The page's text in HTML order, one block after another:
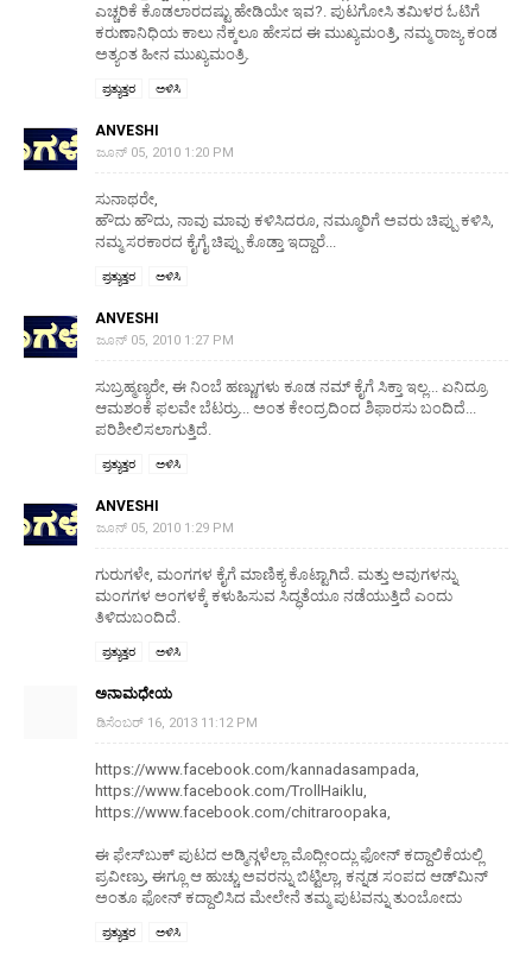
ಎಚ್ಚರಿಕೆ ಕೊಡಲಾರದಷ್ಟು ಹೇಡಿಯೇ ಇವ?. ಪುಟಗೋಸಿ ತಮಿಳರ ಓಟಿಗೆ
ಕರುಣಾನಿಧಿಯ ಕಾಲು ನೆಕ್ಕಲೂ ಹೇಸದ ಈ ಮುಖ್ಯಮಂತ್ರಿ, ನಮ್ಮ ರಾಜ್ಯ ಕಂಡ
ಅತ್ಯಂತ ಹೀನ ಮುಖ್ಯಮಂತ್ರಿ.
ಪ್ರತ್ಯುತ್ತರ ಅಳಿಸಿ
ANVESHI
ಜೂನ್ 05, 2010 1:20 PM
ಸುನಾಥರೇ,
ಹೌದು ಹೌದು, ನಾವು ಮಾವು ಕಳಿಸಿದರೂ, ನಮ್ಮೂರಿಗೆ ಅವರು ಚಿಪ್ಪು ಕಳಿಸಿ,
ನಮ್ಮ ಸರಕಾರದ ಕೈಗೈ ಚಿಪ್ಪು ಕೊಡ್ತಾ ಇದ್ದಾರೆ...
ಪ್ರತ್ಯುತ್ತರ ಅಳಿಸಿ
ANVESHI
ಜೂನ್ 05, 2010 1:27 PM
ಸುಬ್ರಹ್ಮಣ್ಯರೇ, ಈ ನಿಂಬೆ ಹಣ್ಣುಗಳು ಕೂಡ ನಮ್ ಕೈಗೆ ಸಿಕ್ತಾ ಇಲ್ಲ... ಏನಿದ್ರೂ
ಆಮಶಂಕೆ ಫಲವೇ ಬೆಟರ್ರು... ಅಂತ ಕೇಂದ್ರದಿಂದ ಶಿಫಾರಸು ಬಂದಿದೆ...
ಪರಿಶೀಲಿಸಲಾಗುತ್ತಿದೆ.
ಪ್ರತ್ಯುತ್ತರ ಅಳಿಸಿ
ANVESHI
ಜೂನ್ 05, 2010 1:29 PM
ಗುರುಗಳೇ, ಮಂಗಗಳ ಕೈಗೆ ಮಾಣಿಕ್ಯ ಕೊಟ್ಟಾಗಿದೆ. ಮತ್ತು ಅವುಗಳನ್ನು
ಮಂಗಗಳ ಅಂಗಳಕ್ಕೆ ಕಳುಹಿಸುವ ಸಿದ್ಧತೆಯೂ ನಡೆಯುತ್ತಿದೆ ಎಂದು
ತಿಳಿದುಬಂದಿದೆ.
ಪ್ರತ್ಯುತ್ತರ ಅಳಿಸಿ
ಅನಾಮಧೇಯ
ಡಿಸೆಂಬರ್ 16, 2013 11:12 PM
https://www.facebook.com/kannadasampada,
https://www.facebook.com/TrollHaiklu,
https://www.facebook.com/chitraroopaka,
ಈ ಫೇಸ್‌ಬುಕ್ ಪುಟದ ಅಡ್ಮಿನ್ಗಳೆಲ್ಲಾ ಮೊದ್ಲೀಂದ್ಲು ಫೋನ್ ಕದ್ದಾಲಿಕೆಯಲ್ಲಿ
ಪ್ರವೀಣ್ರು, ಈಗ್ಲೂ ಆ ಹುಚ್ಚು ಅವರನ್ನು ಬಿಟ್ಟಿಲ್ಲಾ, ಕನ್ನಡ ಸಂಪದ ಆಡ್‌ಮಿನ್
ಅಂತೂ ಫೋನ್ ಕದ್ದಾಲಿಸಿದ ಮೇಲೇನೆ ತಮ್ಮ ಪುಟವನ್ನು ತುಂಬೋದು
ಪ್ರತ್ಯುತ್ತರ ಅಳಿಸಿ